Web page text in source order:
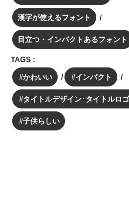
漢字が使えるフォント
目立つ・インパクトあるフォント
TAGS :
かわいい インパクト
タイトルデザイン･タイトルロ
子供らしい